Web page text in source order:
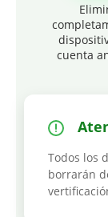
cuenta
Todos los
borrarán